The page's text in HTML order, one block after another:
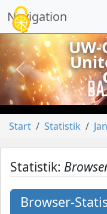
Navigation
vorheriges
Start Statistik
Statistik:
Browser-
Cookie-Einstellungen